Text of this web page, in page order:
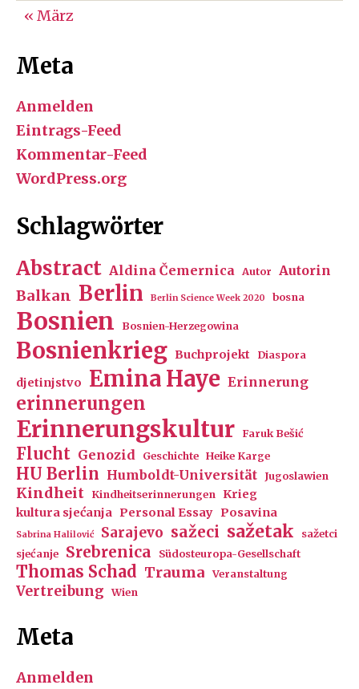
« März
Meta
Anmelden
Eintrags-Feed
Kommentar-Feed
WordPress.org
Schlagwörter
Abstract Aldina Čemernica Autor Autorin
Balkan Berlin Berlin Science Week 2020 bosna
Bosnien Bosnien-Herzegowina
Bosnienkrieg Buchprojekt Diaspora
djetinjstvo Emina Haye Erinnerung
erinnerungen
Erinnerungskultur Faruk Bešić
Flucht Genozid Geschichte Heike Karge
HU Berlin Humboldt-Universität Jugoslawien
Kindheit Kindheitserinnerungen
Krieg
kultura sjećanja Personal Essay Posavina
Sabrina Halilović Sarajevo sažeci sažetak
sažetci
sjećanje
Srebrenica Südosteuropa-Gesellschaft
Thomas Schad Trauma Veranstaltung
Vertreibung Wien
Meta
Anmelden